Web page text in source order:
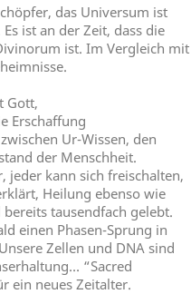
das Universum ist
ist an der Zeit, dass die
ist. Im Vergleich mit
Gott,
Erschaffung
Ur-Wissen, den
der Menschheit.
kann sich freischalten,
Heilung ebenso wie
tausendfach gelebt.
einen Phasen-Sprung in
Zellen und DNA sind
“Sacred
ein neues Zeitalter.